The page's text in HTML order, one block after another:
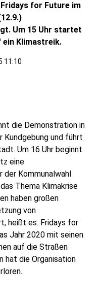
for Future im
Um 15 Uhr startet
ein Klimastreik.
11:10
die Demonstration in
und führt
Um 16 Uhr beginnt
eine
der Kommunalwahl
Thema Klimakrise
haben großen
von
heißt es. Fridays for
Jahr 2020 mit seinen
auf die Straßen
hat die Organisation